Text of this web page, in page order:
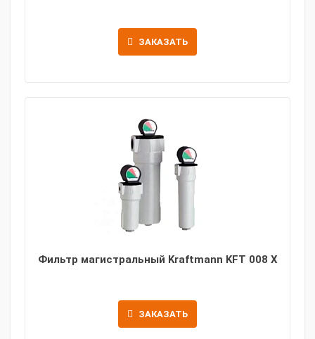
ЗАКАЗАТЬ
Фильтр магистральный Kraftmann KFT 008 X
ЗАКАЗАТЬ